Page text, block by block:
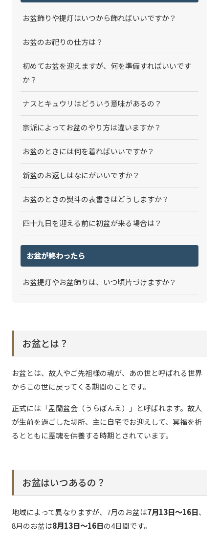
お盆飾りや提灯はいつから飾ればいいですか？
お盆のお祀りの仕方は？
初めてお盆を迎えますが、何を準備すればいいです
か？
ナスとキュウリはどういう意味があるの？
宗派によってお盆のやり方は違いますか？
お盆のときには何を着ればいいですか？
新盆のお返しはなにがいいですか？
お盆のときの熨斗の表書きはどうしますか？
四十九日を迎える前に初盆が来る場合は？
お盆が終わったら
お盆提灯やお盆飾りは、いつ頃片づけますか？
お盆とは？
お盆とは、故人やご先祖様の魂が、あの世と呼ばれる世界
からこの世に戻ってくる期間のことです。
正式には「盂蘭盆会（うらぼんえ）」と呼ばれます。故人
が生前を過ごした場所、主に自宅でお迎えして、冥福を祈
るとともに霊魂を供養する時期とされています。
お盆はいつあるの？
地域によって異なりますが、7月のお盆は7月13日〜16日、
8月のお盆は8月13日〜16日の4日間です。